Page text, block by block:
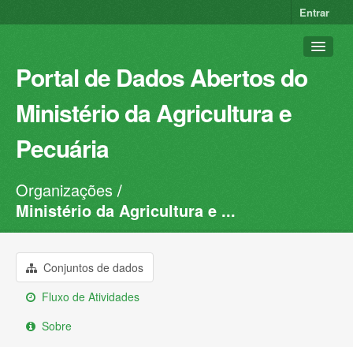
Entrar
Portal de Dados Abertos do
Ministério da Agricultura e
Pecuária
Conjuntos de dados
Organizações
Sobre
Organizações
Ministério da Agricultura e ...
Conjuntos de dados
Fluxo de Atividades
Sobre